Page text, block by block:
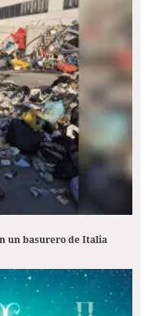
un basurero de Italia